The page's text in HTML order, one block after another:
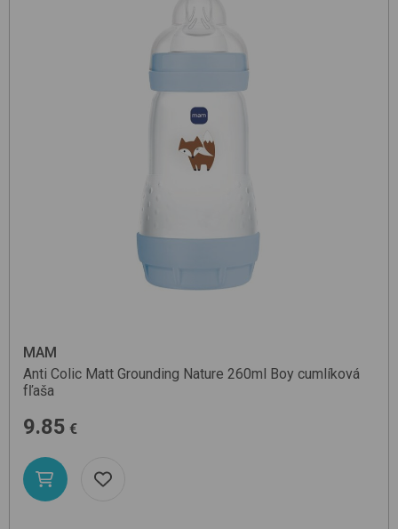
MAM
Anti Colic Matt Grounding Nature 260ml
Boy cumlíková
fľaša
9.85 €